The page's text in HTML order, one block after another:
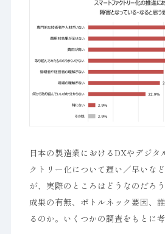
日本の製造業におけるDXやデジタ
クトリー化について遅い／早いな
が、実際のところはどうなのだろ
成果の有無、ボトルネック要因、
るのか。いくつかの調査をもとに考